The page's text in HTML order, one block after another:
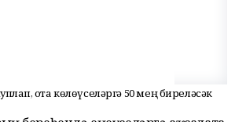
оҫта көлөүселәргә 50 мең биреләсәк